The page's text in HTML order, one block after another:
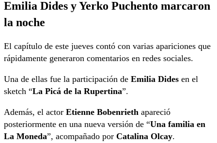
Emilia Dides y Yerko Puchento marcaron
la noche
El capítulo de este jueves contó con varias apariciones que
rápidamente generaron comentarios en redes sociales.
Una de ellas fue la participación de Emilia Dides en el
sketch “La Picá de la Rupertina”.
Además, el actor Etienne Bobenrieth apareció
posteriormente en una nueva versión de “Una familia en
La Moneda”, acompañado por Catalina Olcay.